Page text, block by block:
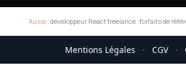
Aussi : développeur React freelance ·forfaits de
Mentions Légales · CGV ·